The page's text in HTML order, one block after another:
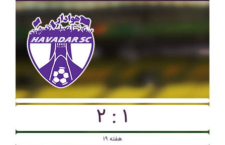
۲ : ۱
هفته ۱۹